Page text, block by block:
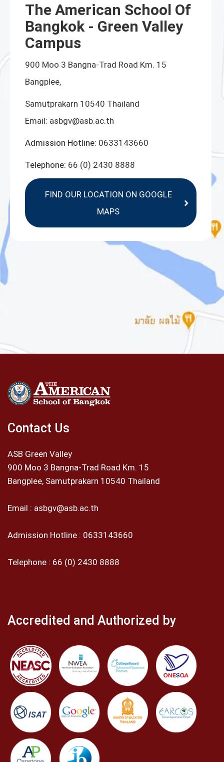
The American School Of
Bangkok - Green Valley
Campus
900 Moo 3 Bangna-Trad Road Km. 15
Bangplee,
Samutprakarn 10540 Thailand
Email: asbgv@asb.ac.th
Admission Hotline: 0633143660
Telephone: 66 (0) 2430 8888
FIND OUR LOCATION ON GOOGLE
MAPS
Contact Us
ASB Green Valley
900 Moo 3 Bangna-Trad Road Km. 15
Bangplee, Samutprakarn 10540 Thailand
Email : asbgv@asb.ac.th
Admission Hotline : 0633143660
Telephone : 66 (0) 2430 8888
Accredited and Authorized by